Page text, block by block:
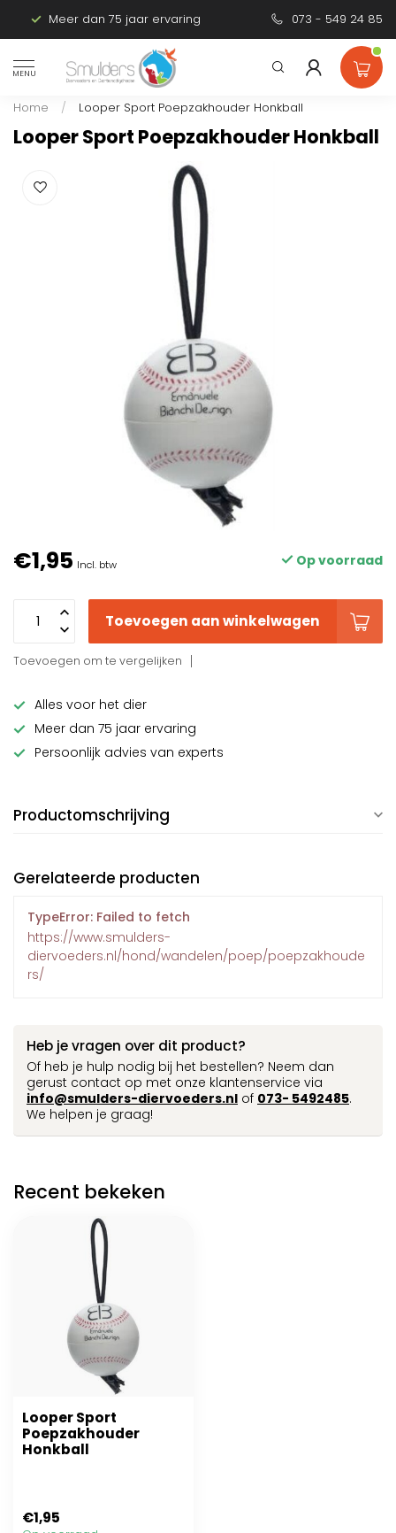
Meer dan 75 jaar ervaring Persoonlijk
073 - 549 24 85
MENU
Home / Looper Sport Poepzakhouder Honkball
Looper Sport Poepzakhouder Honkball
€1,95 Incl. btw Op voorraad
Toevoegen aan winkelwagen
Toevoegen om te vergelijken
Alles voor het dier
Meer dan 75 jaar ervaring
Persoonlijk advies van experts
Productomschrijving
Gerelateerde producten
TypeError: Failed to fetch
https://www.smulders-
diervoeders.nl/hond/wandelen/poep/poepzakhoude
rs/
Heb je vragen over dit product?
Of heb je hulp nodig bij het bestellen? Neem dan
gerust contact op met onze klantenservice via
info@smulders-diervoeders.nl of 073- 5492485.
We helpen je graag!
Recent bekeken
Looper Sport
Poepzakhouder
Honkball
€1,95